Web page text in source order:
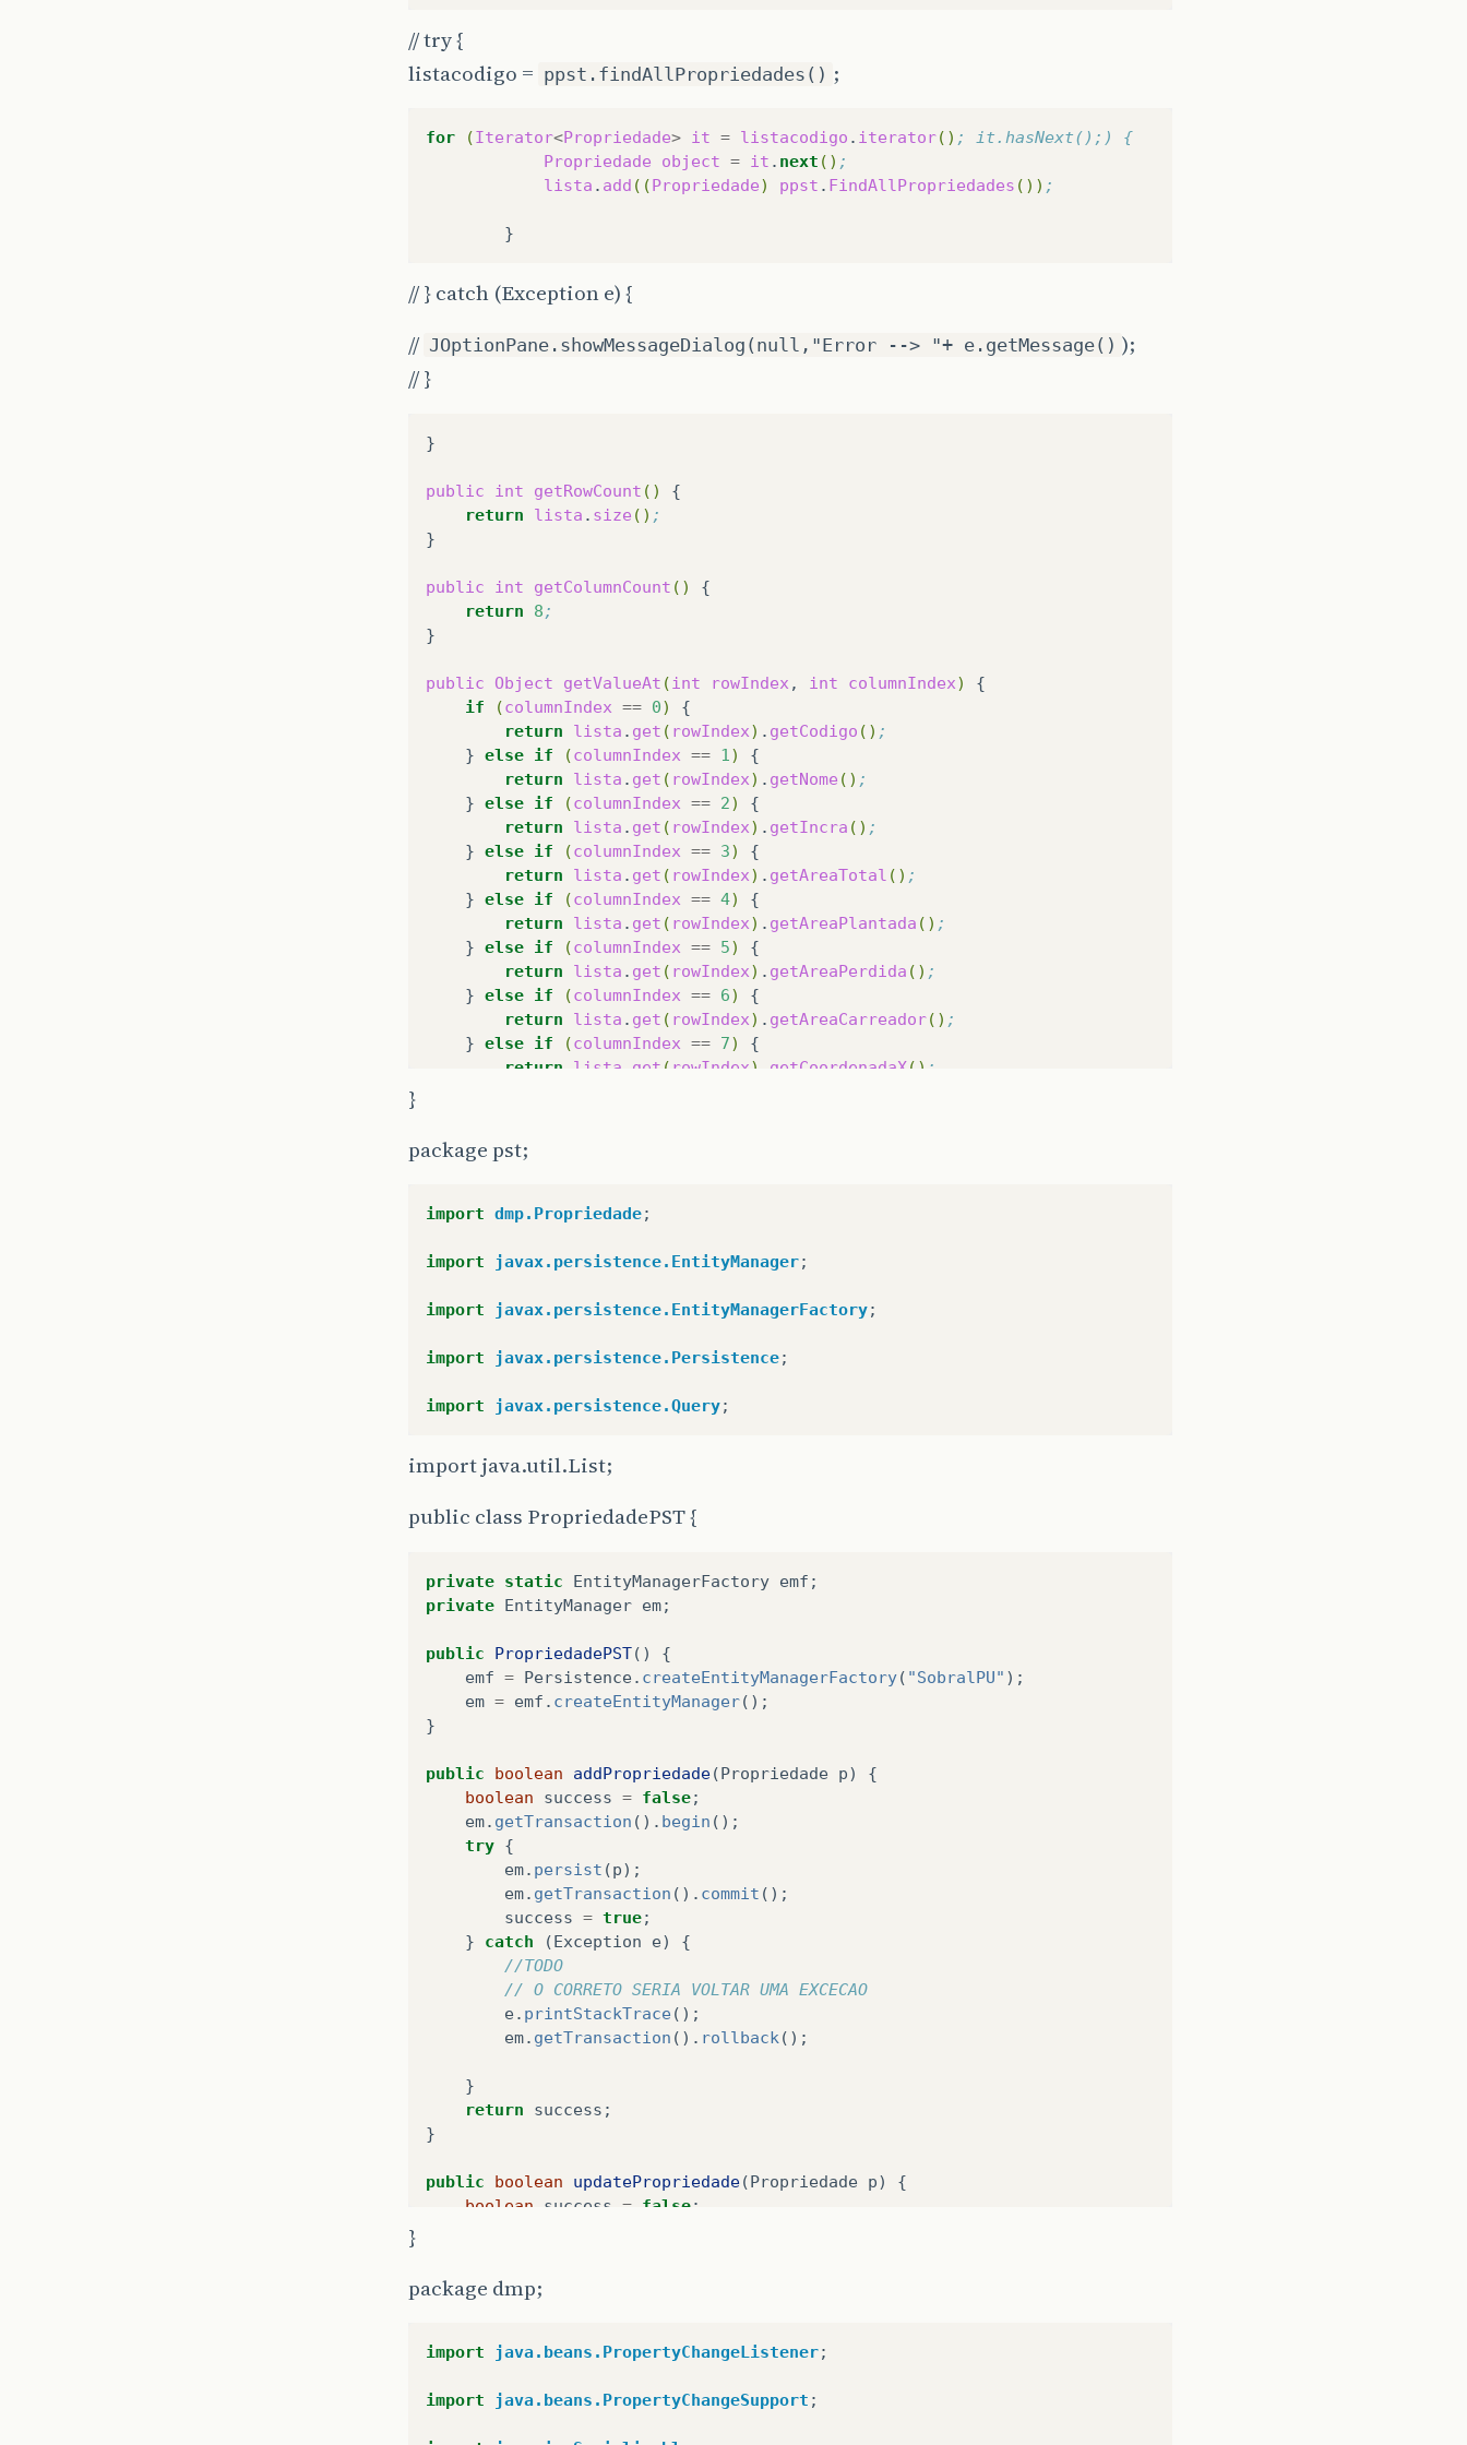
// try {
listacodigo = ppst.findAllPropriedades() ;
for (Iterator<Propriedade> it = listacodigo . iterator() ; it.hasNext();) {
Propriedade
object = it . next () ;
lista . add ((Propriedade) ppst . FindAllPropriedades ()) ;
// } catch (Exception e) {
// JOptionPane.showMessageDialog(null,"Error --> "+ e.getMessage() );
// }
}
public int getRowCount ()
return
lista . size () ;
}
public int getColumnCount ()
return
8;
}
public Object getValueAt ( int rowIndex , int columnIndex)
if
(columnIndex == 0)
return
lista . get ( rowIndex) . getCodigo () ;
} else if (columnIndex == 1 )
return
lista . get ( rowIndex) . getNome () ;
} else if (columnIndex == 2)
return
lista . get ( rowIndex) . getIncra () ;
} else if (columnIndex == 3)
return
lista . get ( rowIndex) . getAreaTotal () ;
} else if (columnIndex == 4)
return
lista . get ( rowIndex) . getAreaPlantada () ;
} else if (columnIndex == 5)
return
lista . get ( rowIndex) . getAreaPerdida () ;
} else if (columnIndex == 6)
return
lista . get ( rowIndex) . getAreaCarreador() ;
} else if (columnIndex == 7)
return
lista get ( rowIndex) getCoordenadaX() ;
return
}
package pst;
import dmp.Propriedade;
import javax.persistence.EntityManager;
import javax.persistence.EntityManagerFactory;
import javax.persistence.Persistence;
import javax.persistence.Query;
import java.util.List;
public class PropriedadePST {
private static EntityManagerFactory emf ;
private EntityManager em;
public PropriedadePST()
{
emf = Persistence. createEntityManagerFactory( "SobralPU" );
em = emf . createEntityManager();
}
public boolean addPropriedade(Propriedade p)
{
boolean
success = false;
em. getTransaction (). begin ();
try {
em. persist (p);
em. getTransaction (). commit ();
success = true;
}
catch (Exception e)
{
//TODO
// O CORRETO SERIA VOLTAR UMA EXCECAO
e. printStackTrace();
em. getTransaction (). rollback ();
}
return
success ;
}
public boolean updatePropriedade(Propriedade p)
{
boolean
success = false;
findPropriedade
em. flush();
success = true;
}
package dmp;
import java.beans.PropertyChangeListener;
import java.beans.PropertyChangeSupport ;